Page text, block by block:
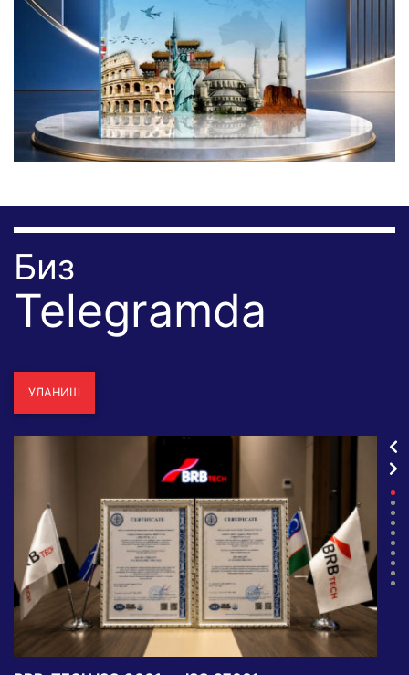
Биз
Telegramda
УЛАНИШ